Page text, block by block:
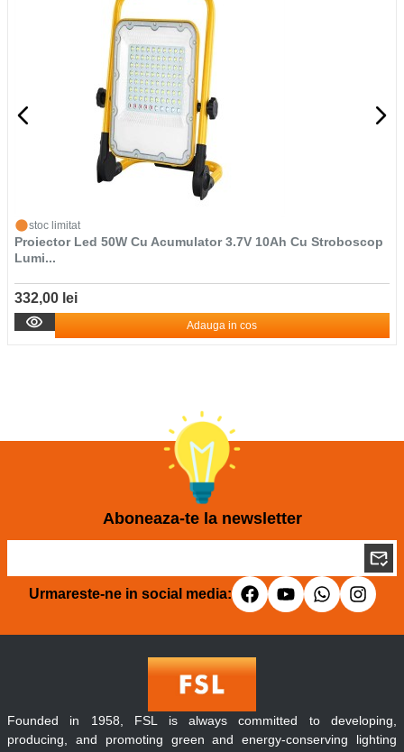
stoc limitat
Proiector Led 50W Cu Acumulator 3.7V 10Ah Cu Stroboscop
Lumi...
332,00 lei
Adauga in cos
Aboneaza-te la newsletter
Urmareste-ne in social media:
Founded in 1958, FSL is always committed to developing,
producing, and promoting green and energy-conserving lighting